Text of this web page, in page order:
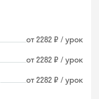
от 2282 ₽ / урок
от 2282 ₽ / урок
от 2282 ₽ / урок